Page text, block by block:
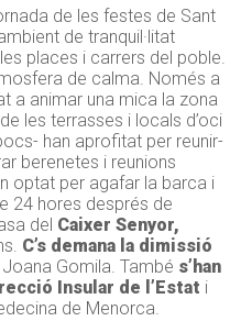
de les festes de Sant
de tranquil·litat
places i carrers del poble.
de calma. Només a
a animar una mica la zona
les terrasses i locals d’oci
han aprofitat per reunir-
berenetes i reunions
optat per agafar la barca i
24 hores després de
del Caixer Senyor,
C’s demana la dimissió
Joana Gomila. També s’han
Insular de l’Estat i
de Menorca.